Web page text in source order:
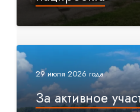
29 июля 2026 года
За активное